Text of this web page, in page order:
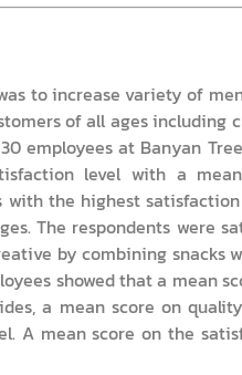
to increase variety of
of all ages including
employees at Banyan
level with a
the highest
The respondents were
by combining snacks
showed that a mean
a mean score on
A mean score on the